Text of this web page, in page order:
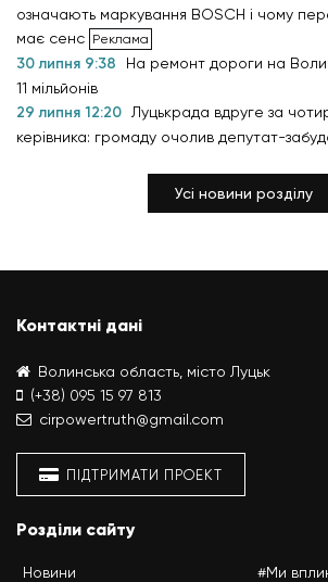
означають маркування BOSCH і чому
має сенс
30 липня 9:38
На ремонт дороги на
11 мільйонів
29 липня 12:20
Луцькрада вдруге за
керівника: громаду очолив депутат-
Усі новини розділу
Контактні дані
Волинська область, місто Луцьк
(+38) 095 15 97 813
cirpowertruth@gmail.com
ПІДТРИМАТИ ПРОЕКТ
Розділи сайту
Новини
#Ми